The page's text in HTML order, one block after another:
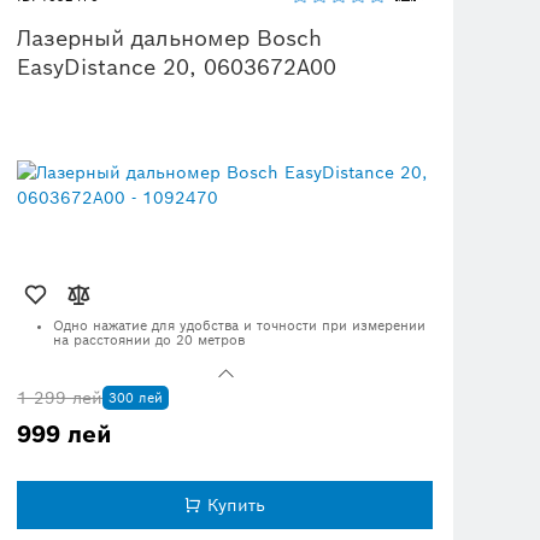
Лазерный дальномер Bosch
EasyDistance 20, 0603672A00
Одно нажатие для удобства и точности при измерении
на расстоянии до 20 метров
Простое и интуитивно понятное управление одной
Измеренные значения легко читаются благодаря
дисплею с высокой яркостью
подробнее см. ниже
1 299 лей 300 лей
999 лей
Купить